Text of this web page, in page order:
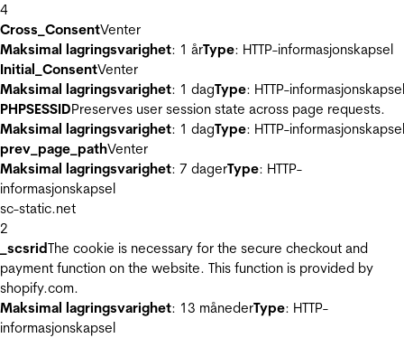
4
Cross_ConsentVenter
Maksimal lagringsvarighet: 1 årType: HTTP-informasjonskapsel
Initial_ConsentVenter
Maksimal lagringsvarighet: 1 dagType: HTTP-informasjonskapsel
PHPSESSIDPreserves user session state across page requests.
Maksimal lagringsvarighet: 1 dagType: HTTP-informasjonskapsel
prev_page_pathVenter
Maksimal lagringsvarighet: 7 dagerType: HTTP-
informasjonskapsel
sc-static.net
2
_scsridThe cookie is necessary for the secure checkout and
payment function on the website. This function is provided by
shopify.com.
Maksimal lagringsvarighet: 13 månederType: HTTP-
informasjonskapsel